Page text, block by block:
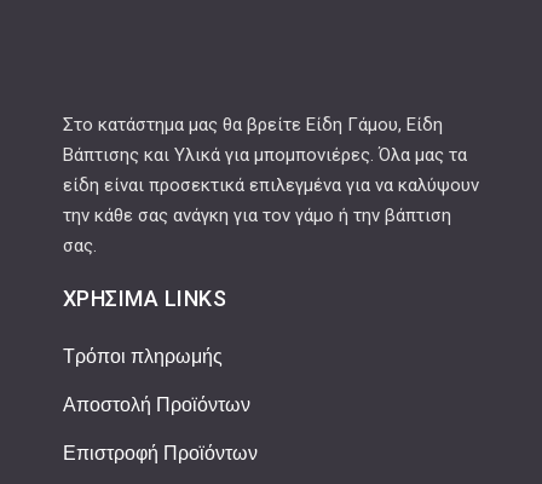
Στο κατάστημα μας θα βρείτε Είδη Γάμου, Είδη
Βάπτισης και Υλικά για μπομπονιέρες. Όλα μας τα
είδη είναι προσεκτικά επιλεγμένα για να καλύψουν
την κάθε σας ανάγκη για τον γάμο ή την βάπτιση
σας.
ΧΡΉΣΙΜΑ LINKS
Τρόποι πληρωμής
Αποστολή Προϊόντων
Επιστροφή Προϊόντων